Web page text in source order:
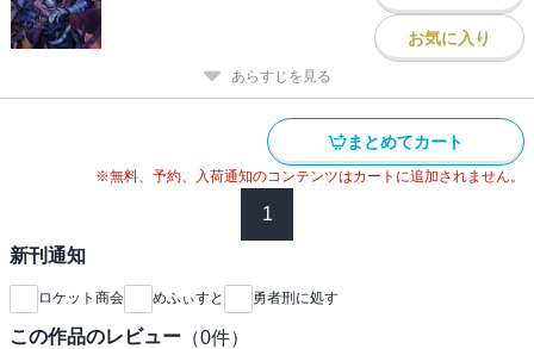
お気に入り
あらすじを見る
まとめてカート
※無料、予約、入荷通知のコンテンツはカートに追加されません。
1
新刊通知
ロケット商会 めふぃすと 勇者刑に処す
この作品のレビュー （0件）